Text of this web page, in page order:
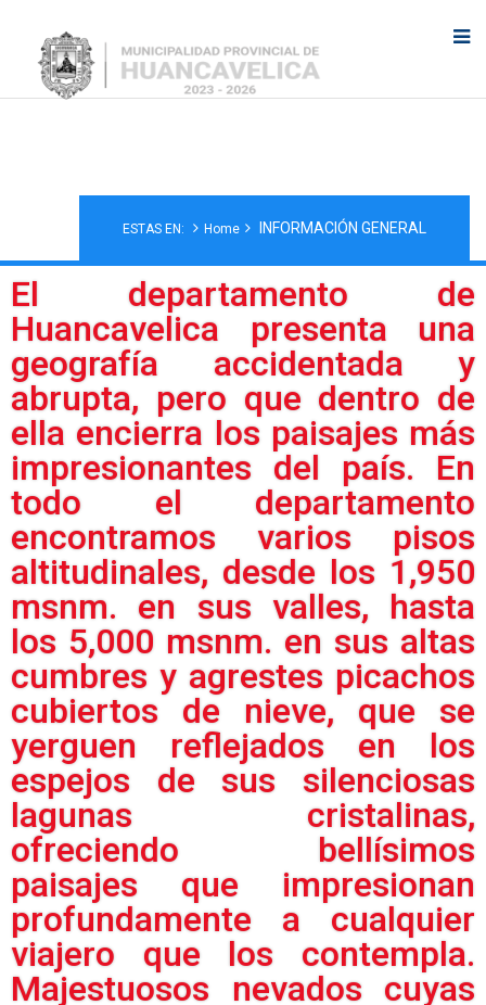
ESTAS EN: Home INFORMACIÓN GENERAL
El departamento de
Huancavelica presenta una
geografía accidentada y
abrupta, pero que dentro de
ella encierra los paisajes más
impresionantes del país. En
todo el departamento
encontramos varios pisos
altitudinales, desde los 1,950
msnm. en sus valles, hasta
los 5,000 msnm. en sus altas
cumbres y agrestes picachos
cubiertos de nieve, que se
yerguen reflejados en los
espejos de sus silenciosas
lagunas cristalinas,
ofreciendo bellísimos
paisajes que impresionan
profundamente a cualquier
viajero que los contempla.
Majestuosos nevados cuyas